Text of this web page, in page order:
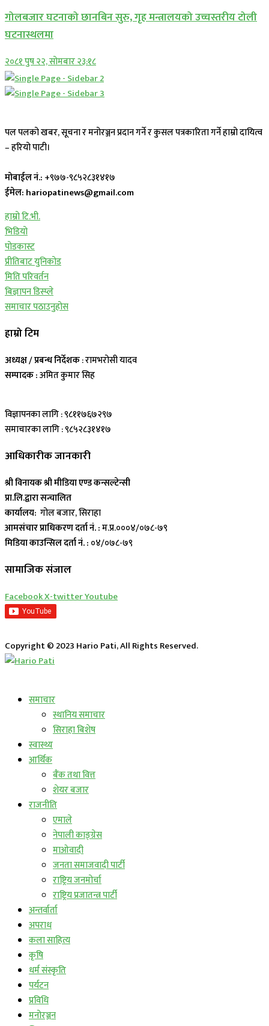
गोलबजार घटनाको छानबिन सुरु, गृह मन्त्रालयको उच्चस्तरीय टोली
घटनास्थलमा
२०८१ पुष २२, सोमबार २३:१८
पल पलको खबर, सूचना र मनोरञ्जन प्रदान गर्ने र कुसल पत्रकारिता गर्ने हाम्रो दायित्व
– हरियो पाटी।
मोबाईल नं.: +९७७-९८५२८३१४१७
ईमेल: hariopatinews@gmail.com
हाम्रो टि.भी.
भिडियो
पोडकास्ट
प्रीतिबाट युनिकोड
मिति परिवर्तन
बिज्ञापन डिस्प्ले
समाचार पठाउनुहोस
हाम्रो टिम
अध्यक्ष / प्रबन्ध निर्देशक: रामभरोसी यादव
सम्पादक :अमित कुमार सिह
विज्ञापनका लागि : ९८११७६७२९७
समाचारका लागि : ९८५२८३१४१७
आधिकारीक जानकारी
श्री विनायक श्री मीडिया एण्ड कन्सल्टेन्सी
प्रा.लि.द्वारा सन्चालित
कार्यालय: गोल बजार, सिराहा
आमसंचार प्राधिकरण दर्ता नं. :म.प्र.०००४/०७८-७९
मिडिया काउन्सिल दर्ता नं. : ०४/०७८-७९
सामाजिक संजाल
FacebookX-twitterYoutube
Copyright © 2023 Hario Pati, All Rights Reserved.
समाचार
स्थानिय समाचार
सिराहा बिशेष
स्वास्थ्य
आर्थिक
बैंक तथा वित्त
शेयर बजार
राजनीति
एमाले
नेपाली काङ्ग्रेस
माओवादी
जनता समाजवादी पार्टी
राष्ट्रिय जनमोर्चा
राष्ट्रिय प्रजातन्त्र पार्टी
अन्तर्वार्ता
अपराध
कला साहित्य
कृषि
धर्म संस्कृति
पर्यटन
प्रविधि
मनोरञ्जन